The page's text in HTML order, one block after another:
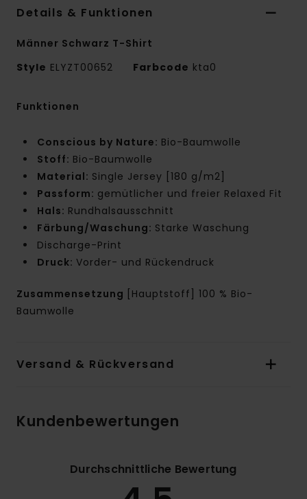
Details & Funktionen
Männer Schwarz T-Shirt
Style ELYZT00652 Farbcode kta0
Funktionen
Conscious by Nature: Bio-Baumwolle
Stoff: Bio-Baumwolle
Material: Single Jersey [180 g/m2]
Passform: gemütlicher und freier Relaxed Fit
Hals: Rundhalsausschnitt
Färbung/Waschung: Starke Waschung
Discharge-Print
Druck: Vorder- und Rückendruck
Zusammensetzung
[Hauptstoff] 100 % Bio-
Baumwolle
Versand & Rückversand
Kundenbewertungen
Durchschnittliche Bewertung